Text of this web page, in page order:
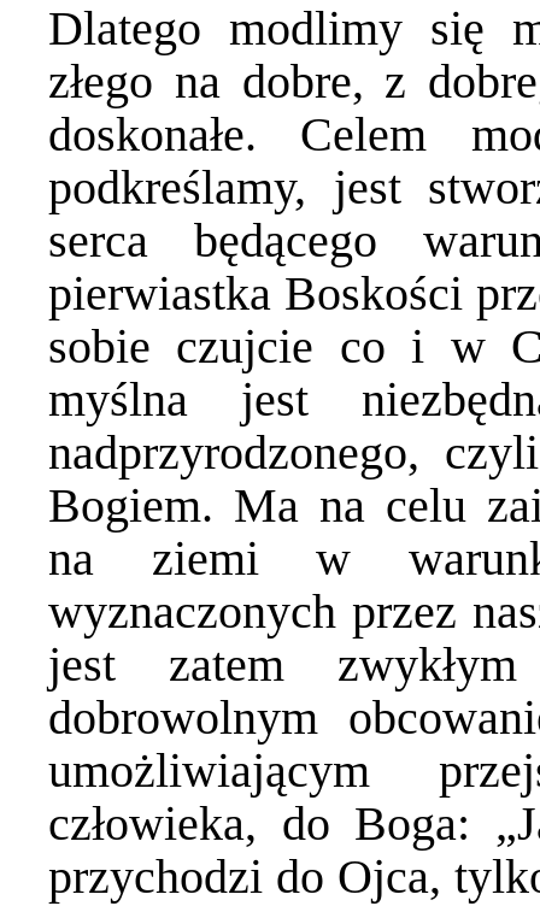
Dlatego modlimy się
złego na dobre, z
doskonałe. Celem
podkreślamy, jest
serca będącego
pierwiastka Boskości
sobie czujcie co i w
myślna jest
nadprzyrodzonego,
Bogiem. Ma na celu
na ziemi w
wyznaczonych przez
jest zatem
dobrowolnym
umożliwiającym
człowieka, do Boga:
przychodzi do Ojca,